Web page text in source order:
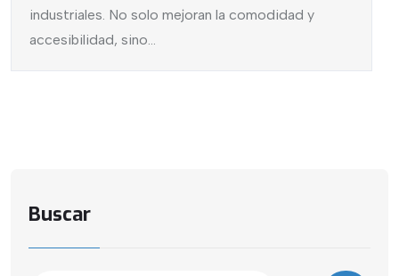
industriales. No solo mejoran la comodidad y
accesibilidad, sino...
Buscar